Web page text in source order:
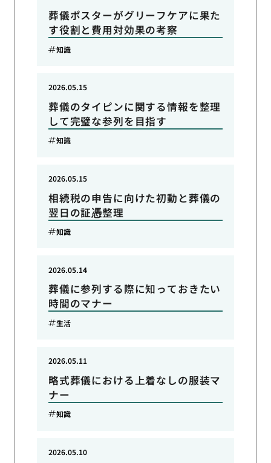
葬儀ポスターがグリーフケアに果た
す役割と費用対効果の考察
知識
葬儀のタイピンに関する情報を整理
して完璧な参列を目指す
2026.05.15
知識
相続税の申告に向けた初動と葬儀の
翌日の証憑整理
2026.05.15
知識
葬儀に参列する際に知っておきたい
時間のマナー
2026.05.14
生活
略式葬儀における上着なしの服装マ
ナー
2026.05.11
知識
2026.05.10